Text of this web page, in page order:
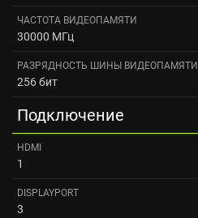
ЧАСТОТА ВИДЕОПАМЯТИ
30000 МГц
РАЗРЯДНОСТЬ ШИНЫ ВИДЕОПАМЯТИ
256 бит
Подключение
HDMI
1
DISPLAYPORT
3